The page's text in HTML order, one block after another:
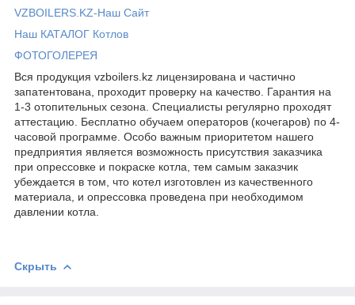
VZBOILERS.KZ-Наш Сайт
Наш КАТАЛОГ Котлов
ФОТОГОЛЕРЕЯ
Вся продукция vzboilers.kz лицензирована и частично
запатентована, проходит проверку на качество. Гарантия на
1-3 отопительных сезона. Специалисты регулярно проходят
аттестацию. Бесплатно обучаем операторов (кочегаров) по 4-
часовой программе. Особо важным приоритетом нашего
предприятия является возможность присутствия заказчика
при опрессовке и покраске котла, тем самым заказчик
убеждается в том, что котел изготовлен из качественного
материала, и опрессовка проведена при необходимом
давлении котла.
Скрыть